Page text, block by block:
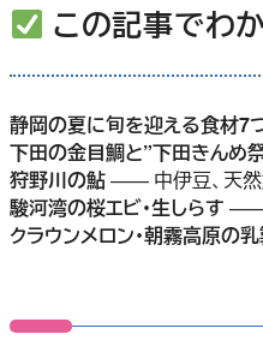
この記事でわ
静岡の夏に旬を迎える食材7
下田の金目鯛と”下田きんめ
狩野川の鮎—— 中伊豆、天
駿河湾の桜エビ・生しらす ——
クラウンメロン・朝霧高原の